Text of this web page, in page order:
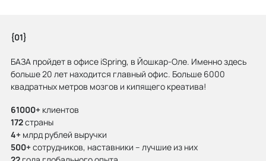
{01}
БАЗА пройдет в офисе iSpring, в Йошкар-Оле. Именно здесь
больше 20 лет находится главный офис. Больше 6000
квадратных метров мозгов и кипящего креатива!
61000+ клиентов
172страны
4+ млрд рублей выручки
500+ сотрудников, наставники – лучшие из них